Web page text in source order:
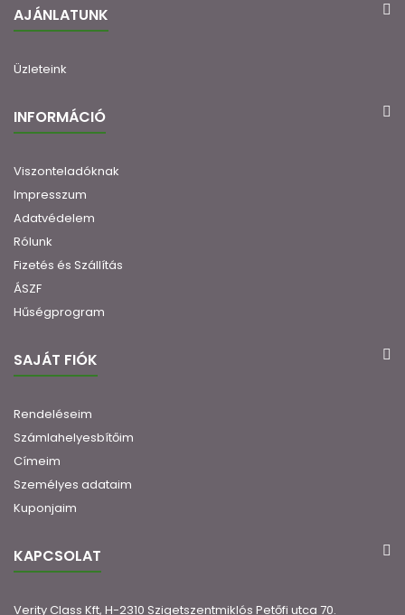
AJÁNLATUNK
Üzleteink
INFORMÁCIÓ
Viszonteladóknak
Impresszum
Adatvédelem
Rólunk
Fizetés és Szállítás
ÁSZF
Hűségprogram
SAJÁT FIÓK
Rendeléseim
Számlahelyesbítőim
Címeim
Személyes adataim
Kuponjaim
KAPCSOLAT
Verity Class Kft, H-2310 Szigetszentmiklós Petőfi utca 70.